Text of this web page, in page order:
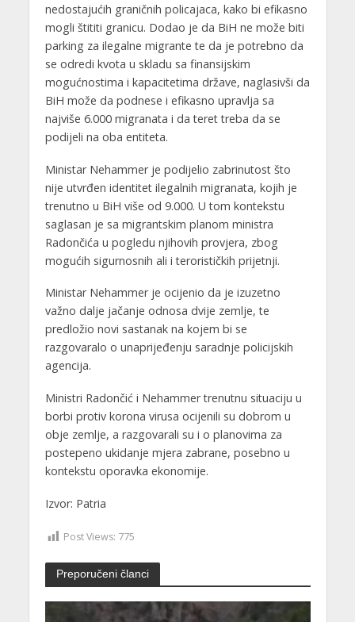
nedostajućih graničnih policajaca, kako bi efikasno
mogli štititi granicu. Dodao je da BiH ne može biti
parking za ilegalne migrante te da je potrebno da
se odredi kvota u skladu sa finansijskim
mogućnostima i kapacitetima države, naglasivši da
BiH može da podnese i efikasno upravlja sa
najviše 6.000 migranata i da teret treba da se
podijeli na oba entiteta.
Ministar Nehammer je podijelio zabrinutost što
nije utvrđen identitet ilegalnih migranata, kojih je
trenutno u BiH više od 9.000. U tom kontekstu
saglasan je sa migrantskim planom ministra
Radončića u pogledu njihovih provjera, zbog
mogućih sigurnosnih ali i terorističkih prijetnji.
Ministar Nehammer je ocijenio da je izuzetno
važno dalje jačanje odnosa dvije zemlje, te
predložio novi sastanak na kojem bi se
razgovaralo o unaprijeđenju saradnje policijskih
agencija.
Ministri Radončić i Nehammer trenutnu situaciju u
borbi protiv korona virusa ocijenili su dobrom u
obje zemlje, a razgovarali su i o planovima za
postepeno ukidanje mjera zabrane, posebno u
kontekstu oporavka ekonomije.
Izvor: Patria
Post Views: 775
Preporučeni članci